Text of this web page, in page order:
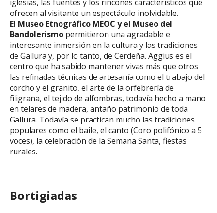
iglesias, las fuentes y los rincones característicos que
ofrecen al visitante un espectáculo inolvidable.
El Museo Etnográfico MEOC y el Museo del
Bandolerismo permitieron una agradable e
interesante inmersión en la cultura y las tradiciones
de Gallura y, por lo tanto, de Cerdeña. Aggius es el
centro que ha sabido mantener vivas más que otros
las refinadas técnicas de artesanía como el trabajo del
corcho y el granito, el arte de la orfebrería de
filigrana, el tejido de alfombras, todavía hecho a mano
en telares de madera, antaño patrimonio de toda
Gallura. Todavía se practican mucho las tradiciones
populares como el baile, el canto (Coro polifónico a 5
voces), la celebración de la Semana Santa, fiestas
rurales.
Bortigiadas